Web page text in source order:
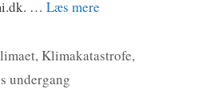
… Læs mere
,Klimakatastrofe,
undergang